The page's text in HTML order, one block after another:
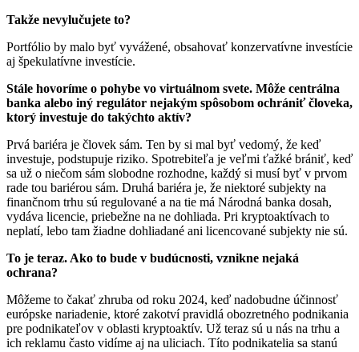
Takže nevylučujete to?
Portfólio by malo byť vyvážené, obsahovať konzervatívne investície
aj špekulatívne investície.
Stále hovoríme o pohybe vo virtuálnom svete. Môže centrálna
banka alebo iný regulátor nejakým spôsobom ochrániť človeka,
ktorý investuje do takýchto aktív?
Prvá bariéra je človek sám. Ten by si mal byť vedomý, že keď
investuje, podstupuje riziko. Spotrebiteľa je veľmi ťažké brániť, keď
sa už o niečom sám slobodne rozhodne, každý si musí byť v prvom
rade tou bariérou sám. Druhá bariéra je, že niektoré subjekty na
finančnom trhu sú regulované a na tie má Národná banka dosah,
vydáva licencie, priebežne na ne dohliada. Pri kryptoaktívach to
neplatí, lebo tam žiadne dohliadané ani licencované subjekty nie sú.
To je teraz. Ako to bude v budúcnosti, vznikne nejaká
ochrana?
Môžeme to čakať zhruba od roku 2024, keď nadobudne účinnosť
európske nariadenie, ktoré zakotví pravidlá obozretného podnikania
pre podnikateľov v oblasti kryptoaktív. Už teraz sú u nás na trhu a
ich reklamu často vidíme aj na uliciach. Títo podnikatelia sa stanú